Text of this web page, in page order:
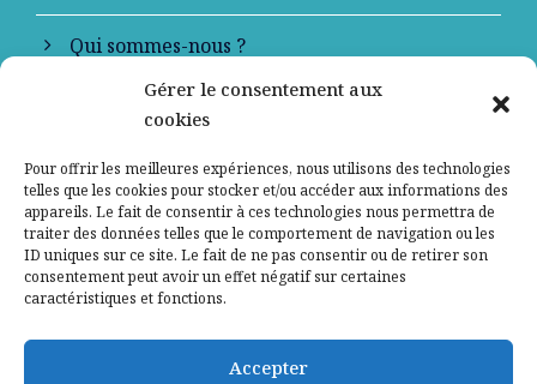
Gérer le consentement aux
cookies
Pour offrir les meilleures expériences, nous utilisons des technologies
telles que les cookies pour stocker et/ou accéder aux informations des
appareils. Le fait de consentir à ces technologies nous permettra de
traiter des données telles que le comportement de navigation ou les
ID uniques sur ce site. Le fait de ne pas consentir ou de retirer son
consentement peut avoir un effet négatif sur certaines
caractéristiques et fonctions.
Accepter
Qui sommes-nous ?
Contactez-nous
Mentions légales
Politique de confidentialité